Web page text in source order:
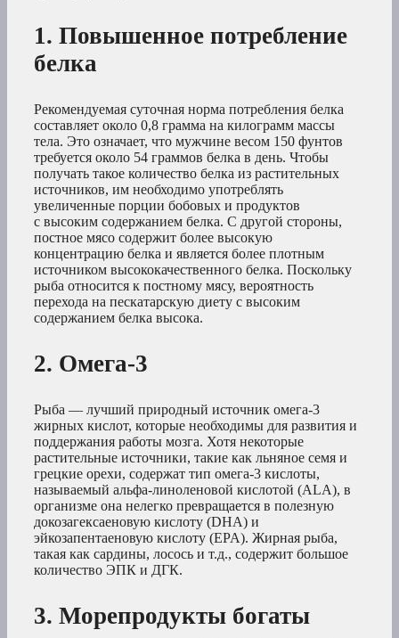
1. Повышенное потребление
белка
Рекомендуемая суточная норма потребления белка
составляет около 0,8 грамма на килограмм массы
тела. Это означает, что мужчине весом 150 фунтов
требуется около 54 граммов белка в день. Чтобы
получать такое количество белка из растительных
источников, им необходимо употреблять
увеличенные порции бобовых и продуктов
с высоким содержанием белка. С другой стороны,
постное мясо содержит более высокую
концентрацию белка и является более плотным
источником высококачественного белка. Поскольку
рыба относится к постному мясу, вероятность
перехода на пескатарскую диету с высоким
содержанием белка высока.
2. Омега-3
Рыба — лучший природный источник омега-3
жирных кислот, которые необходимы для развития и
поддержания работы мозга. Хотя некоторые
растительные источники, такие как льняное семя и
грецкие орехи, содержат тип омега-3 кислоты,
называемый альфа-линоленовой кислотой (ALA), в
организме она нелегко превращается в полезную
докозагексаеновую кислоту (DHA) и
эйкозапентаеновую кислоту (EPA). Жирная рыба,
такая как сардины, лосось и т.д., содержит большое
количество ЭПК и ДГК.
3. Морепродукты богаты